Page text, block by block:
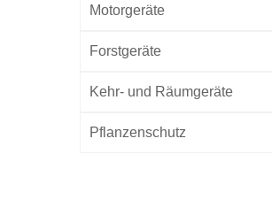
Motorgeräte
Forstgeräte
Kehr- und Räumgeräte
Pflanzenschutz